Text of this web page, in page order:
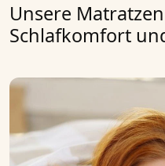
Unsere
Schlafkomfort